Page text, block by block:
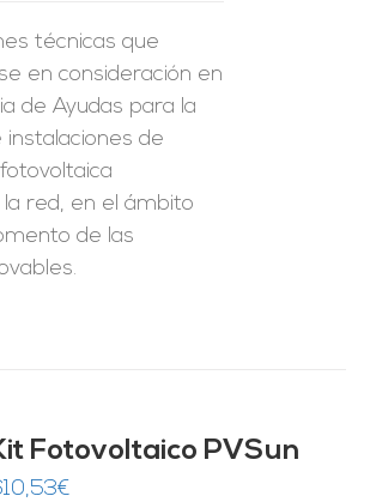
técnicas que
en consideración en
de Ayudas para la
de
red, en el ámbito
de las
Fotovoltaico PVSun
€